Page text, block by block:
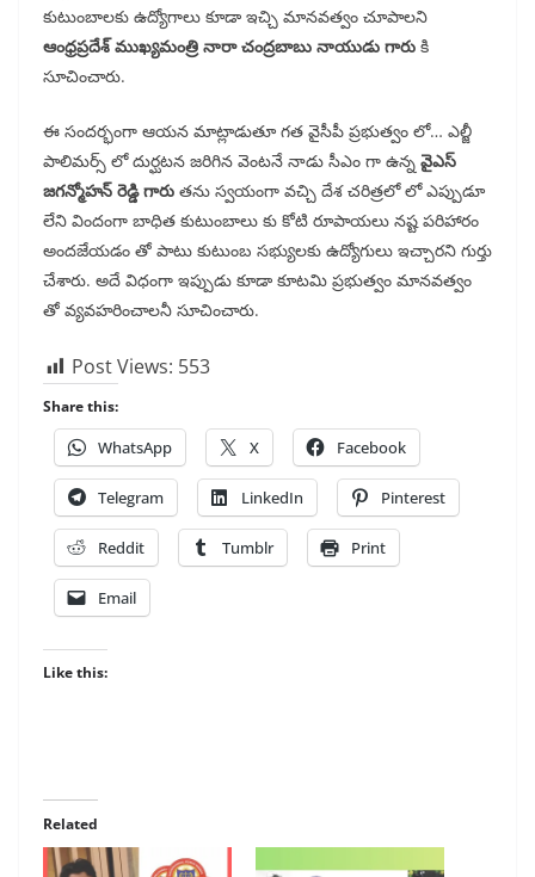
కుటుంబాలకు ఉద్యోగాలు కూడా ఇచ్చి మానవత్వం చూపాలని
ఆంధ్రప్రదేశ్ ముఖ్యమంత్రి నారా చంద్రబాబు నాయుడు గారు కి
సూచించారు.
ఈ సందర్భంగా ఆయన మాట్లాడుతూ గత వైసీపీ ప్రభుత్వం లో… ఎల్జీ
పాలిమర్స్ లో దుర్ఘటన జరిగిన వెంటనే నాడు సీఎం గా ఉన్న వైఎస్
జగన్మోహన్ రెడ్డి గారు తను స్వయంగా వచ్చి దేశ చరిత్రలో లో ఎప్పుడూ
లేని విందంగా బాధిత కుటుంబాలు కు కోటి రూపాయలు నష్ట పరిహారం
అందజేయడం తో పాటు కుటుంబ సభ్యులకు ఉద్యోగులు ఇచ్చారని గుర్తు
చేశారు. అదే విధంగా ఇప్పుడు కూడా కూటమి ప్రభుత్వం మానవత్వం
తో వ్యవహరించాలనీ సూచించారు.
Post Views: 553
Share this:
WhatsApp X Facebook
Telegram LinkedIn Pinterest
Reddit Tumblr Print
Email
Like this:
Related